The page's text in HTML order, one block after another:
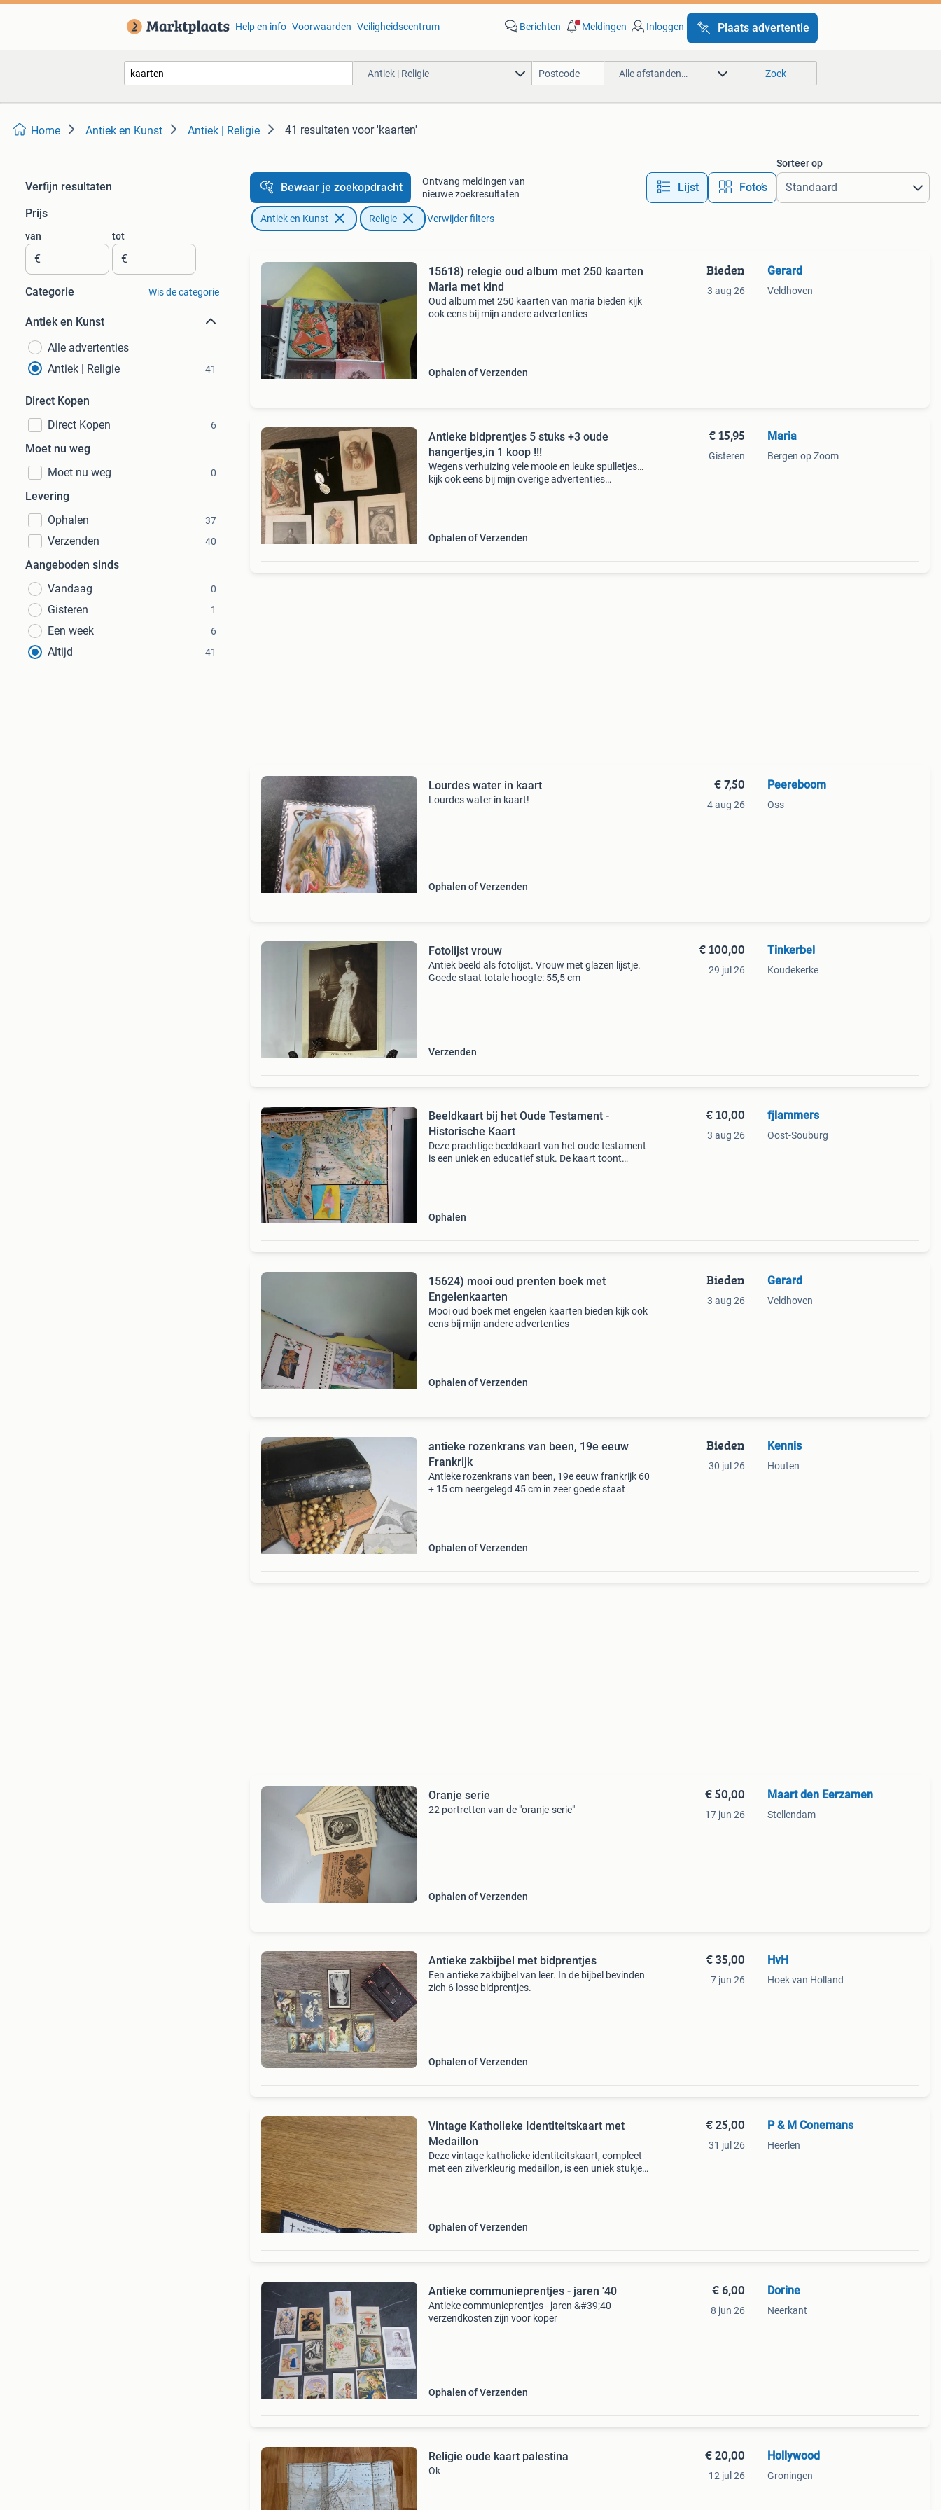
Help en info Voorwaarden Veiligheidscentrum Berichten Meldingen Inloggen Plaats advertentie
Antiek | Religie Alle afstanden… Zoek
Home Antiek en Kunst Antiek | Religie 41 resultaten voor 'kaarten'
Verfijn resultaten
Prijs
van
€
tot
€
Categorie Wis de categorie
Antiek en Kunst
Alle advertenties
Antiek | Religie
41
Direct Kopen
Direct Kopen
6
Moet nu weg
Moet nu weg
0
Levering
Ophalen
37
Verzenden 40
Aangeboden sinds
Vandaag
0
Gisteren 1
Een week 6
Altijd 41
Bewaar je zoekopdracht
Ontvang meldingen van
nieuwe zoekresultaten
Lijst Foto’s
Sorteer op
Antiek en Kunst Religie Verwijder filters
15618) relegie oud album met 250 kaarten
Maria met kind
Oud album met 250 kaarten van maria bieden kijk
ook eens bij mijn andere advertenties
Ophalen of Verzenden
Bieden
3 aug 26
Gerard
Veldhoven
Antieke bidprentjes 5 stuks +3 oude
hangertjes,in 1 koop !!!
Wegens verhuizing vele mooie en leuke spulletjes…
kijk ook eens bij mijn overige advertenties…
Ophalen of Verzenden
€ 15,95
Gisteren
Maria
Bergen op Zoom
Lourdes water in kaart
Lourdes water in kaart!
Ophalen of Verzenden
€ 7,50
4 aug 26
Peereboom
Oss
Fotolijst vrouw
Antiek beeld als fotolijst. Vrouw met glazen lijstje.
Goede staat totale hoogte: 55,5 cm
Verzenden
€ 100,00
29 jul 26
Tinkerbel
Koudekerke
Beeldkaart bij het Oude Testament -
Historische Kaart
Deze prachtige beeldkaart van het oude testament
is een uniek en educatief stuk. De kaart toont
Ophalen
€ 10,00
3 aug 26
fjlammers
Oost-Souburg
15624) mooi oud prenten boek met
Engelenkaarten
Mooi oud boek met engelen kaarten bieden kijk ook
eens bij mijn andere advertenties
Ophalen of Verzenden
Bieden
3 aug 26
Gerard
Veldhoven
antieke rozenkrans van been, 19e eeuw
Frankrijk
Antieke rozenkrans van been, 19e eeuw frankrijk 60
+ 15 cm neergelegd 45 cm in zeer goede staat
Ophalen of Verzenden
Bieden
30 jul 26
Kennis
Houten
Oranje serie
22 portretten van de "oranje-serie"
Ophalen of Verzenden
€ 50,00
17 jun 26
Maart den Eerzamen
Stellendam
Antieke zakbijbel met bidprentjes
Een antieke zakbijbel van leer. In de bijbel bevinden
zich 6 losse bidprentjes.
Ophalen of Verzenden
€ 35,00
7 jun 26
HvH
Hoek van Holland
Vintage Katholieke Identiteitskaart met
Medaillon
Deze vintage katholieke identiteitskaart, compleet
met een zilverkleurig medaillon, is een uniek stukje
Ophalen of Verzenden
€ 25,00
31 jul 26
P & M Conemans
Heerlen
Antieke communieprentjes - jaren '40
Antieke communieprentjes - jaren &#39;40
verzendkosten zijn voor koper
Ophalen of Verzenden
€ 6,00
8 jun 26
Dorine
Neerkant
Religie oude kaart palestina
Ok
€ 20,00
12 jul 26
Hollywood
Groningen